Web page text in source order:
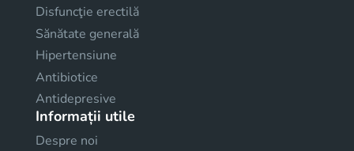
Disfuncţie erectilă
Sănătate generală
Hipertensiune
Antibiotice
Antidepresive
Informații utile
Despre noi